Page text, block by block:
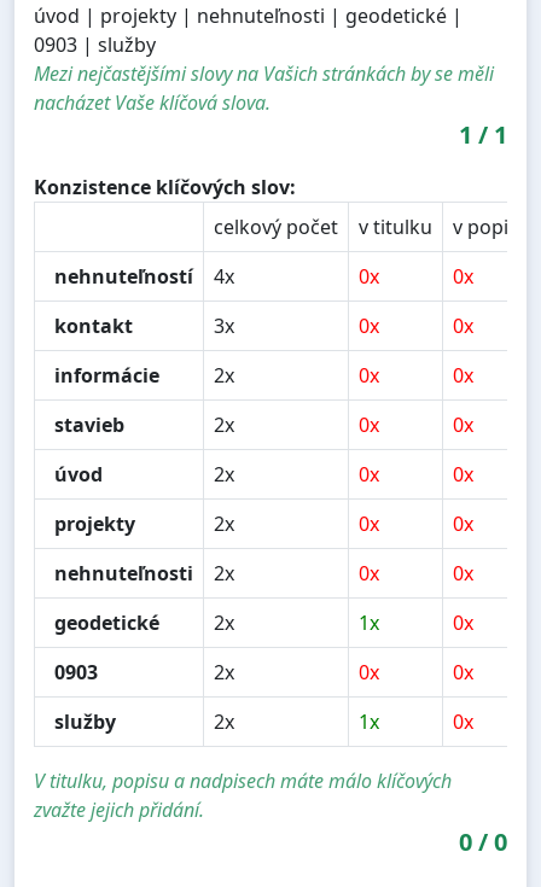
úvod | projekty | nehnuteľnosti | geodetické |
0903 | služby
Mezi nejčastějšími slovy na Vašich stránkách by se měli
nacházet Vaše klíčová slova.
1 / 1
Konzistence klíčových slov:
celkový počet
v titulku
v popisu
nehnuteľností
4x 0x
0x
kontakt
3x 0x
0x
informácie
2x 0x
0x
stavieb
2x 0x
0x
úvod
2x 0x
0x
projekty
2x 0x
0x
nehnuteľnosti
2x 0x
0x
geodetické
2x 1x
0x
0903
2x 0x
0x
služby
2x 1x 0x
V titulku, popisu a nadpisech máte málo klíčových
zvažte jejich přidání.
0/0